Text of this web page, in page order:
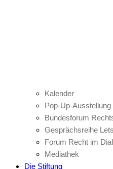
Kalender
Pop-Up-Ausstellung
Bundesforum
Gesprächsreihe
Forum Recht im
Mediathek
Die Stiftung